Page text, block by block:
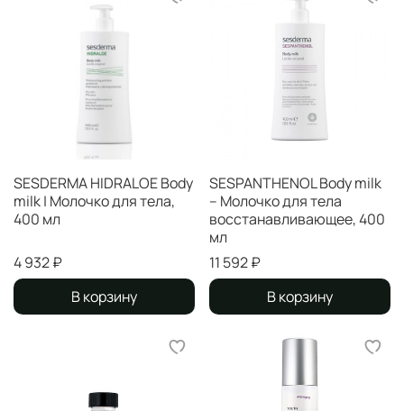
SESDERMA HIDRALOE Body
milk | Молочко для тела,
400 мл
4 932 ₽
В корзину
SESPANTHENOL Body milk
– Молочко для тела
восстанавливающее, 400
мл
11 592 ₽
В корзину